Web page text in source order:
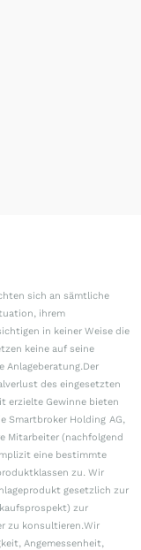
sich an sämtliche
ihrem
in keiner Weise die
keine auf seine
Anlageberatung.Der
des eingesetzten
erzielte Gewinne bieten
Smartbroker Holding AG,
Mitarbeiter (nachfolgend
eine bestimmte
zu. Wir
gesetzlich zur
zur
zu konsultieren.Wir
Angemessenheit,